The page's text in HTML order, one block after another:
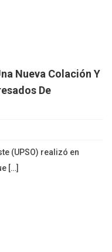
Nueva Colación Y
De
(UPSO) realizó en
[…]